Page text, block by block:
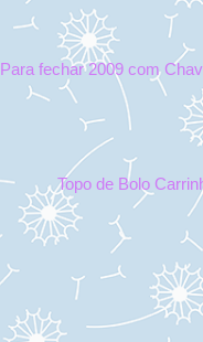
Para fechar 2009 com
Topo de Bolo